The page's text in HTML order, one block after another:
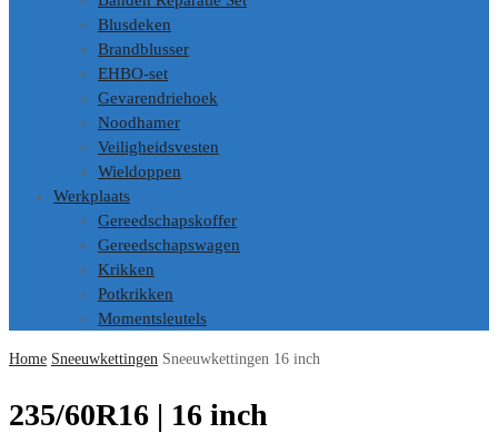
Blusdeken
Brandblusser
EHBO-set
Gevarendriehoek
Noodhamer
Veiligheidsvesten
Wieldoppen
Werkplaats
Gereedschapskoffer
Gereedschapswagen
Krikken
Potkrikken
Momentsleutels
Home Sneeuwkettingen Sneeuwkettingen 16 inch
235/60R16 | 16 inch